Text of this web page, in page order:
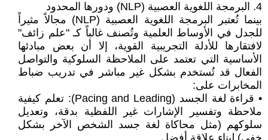
4. البرمجة اللغوية العصبية (NLP) ودورها المحدود
بينما تُعتبر البرمجة اللغوية العصبية (NLP) مجالاً مثيراً
للجدل في الأوساط العلمية وتُصنف غالباً كـ "علم زائف"
لافتقارها للأدلة التجريبية القوية، إلا أن بعض مبادئها
الأساسية التي تعتمد على الملاحظة السلوكية والتواصل
الفعال قد تُستخدم بشكل غير مباشر في تدريب ضباط
المخابرات على:
• قراءة لغة الجسد (Pacing and Leading): تعلم كيفية
ملاحظة وتفسير الإشارات غير اللفظية بدقة، وتعديل
سلوكهم (مثل محاكاة لغة جسد الشخص الآخر بشكل